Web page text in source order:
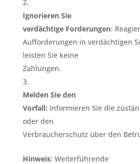
Ignorieren Sie
verdächtige Forderungen:
Aufforderungen in verdächtigen
leisten Sie keine
Zahlungen.
Melden Sie den
Vorfall: Informieren Sie die
oder den
Verbraucherschutz über den
Hinweis: Weiterführende